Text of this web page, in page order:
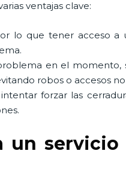
ventajas clave:
lo que tener acceso a
en el momento,
robos o accesos
forzar las
un